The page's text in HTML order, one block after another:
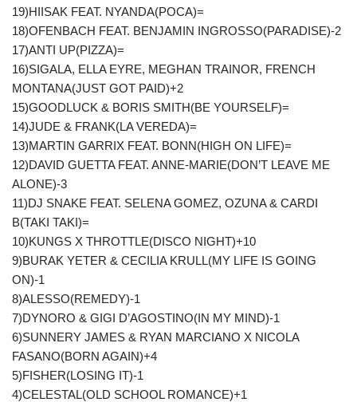
19)HIISAK FEAT. NYANDA(POCA)=
18)OFENBACH FEAT. BENJAMIN INGROSSO(PARADISE)-2
17)ANTI UP(PIZZA)=
16)SIGALA, ELLA EYRE, MEGHAN TRAINOR, FRENCH
MONTANA(JUST GOT PAID)+2
15)GOODLUCK & BORIS SMITH(BE YOURSELF)=
14)JUDE & FRANK(LA VEREDA)=
13)MARTIN GARRIX FEAT. BONN(HIGH ON LIFE)=
12)DAVID GUETTA FEAT. ANNE-MARIE(DON’T LEAVE ME
ALONE)-3
11)DJ SNAKE FEAT. SELENA GOMEZ, OZUNA & CARDI
B(TAKI TAKI)=
10)KUNGS X THROTTLE(DISCO NIGHT)+10
9)BURAK YETER & CECILIA KRULL(MY LIFE IS GOING
ON)-1
8)ALESSO(REMEDY)-1
7)DYNORO & GIGI D’AGOSTINO(IN MY MIND)-1
6)SUNNERY JAMES & RYAN MARCIANO X NICOLA
FASANO(BORN AGAIN)+4
5)FISHER(LOSING IT)-1
4)CELESTAL(OLD SCHOOL ROMANCE)+1